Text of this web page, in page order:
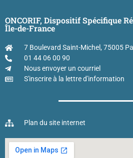
ONCORIF, Dispositif Spécifique
Île-de-France
7 Boulevard Saint-Michel, 75005
01 44 06 00 90
Nous envoyer un courriel
S'inscrire à la lettre d'information
Plan du site internet